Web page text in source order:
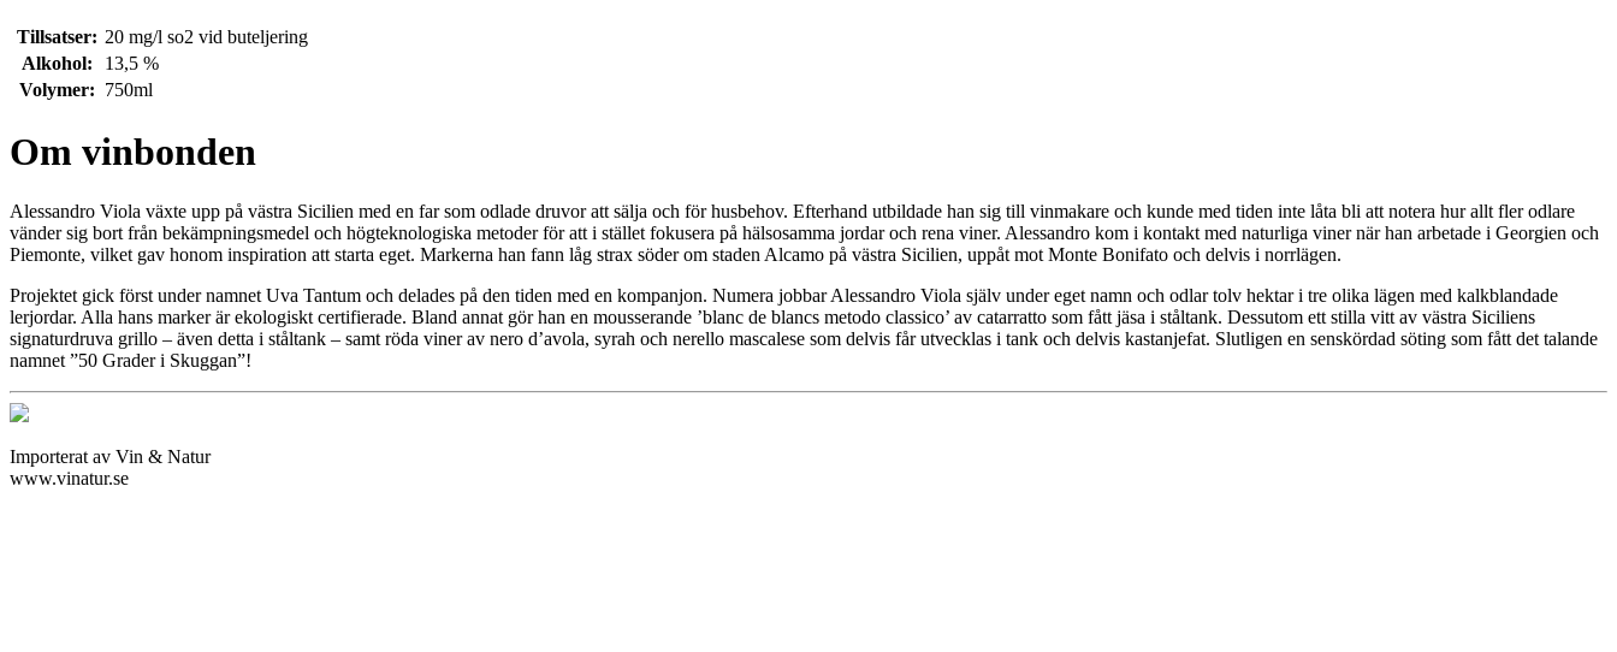
Tillsatser: 20 mg/l so2 vid buteljering
Alkohol:
13,5 %
Volymer: 750ml
Om vinbonden
Alessandro Viola växte upp på västra Sicilien med en far som odlade druvor att sälja och för husbehov. Efterhand utbildade han sig till vinmakare och kunde med tiden inte låta bli att notera hur allt fler odlare
vänder sig bort från bekämpningsmedel och högteknologiska metoder för att i stället fokusera på hälsosamma jordar och rena viner. Alessandro kom i kontakt med naturliga viner när han arbetade i Georgien och
Piemonte, vilket gav honom inspiration att starta eget. Markerna han fann låg strax söder om staden Alcamo på västra Sicilien, uppåt mot Monte Bonifato och delvis i norrlägen.
Projektet gick först under namnet Uva Tantum och delades på den tiden med en kompanjon. Numera jobbar Alessandro Viola själv under eget namn och odlar tolv hektar i tre olika lägen med kalkblandade
lerjordar. Alla hans marker är ekologiskt certifierade. Bland annat gör han en mousserande ’blanc de blancs metodo classico’ av catarratto som fått jäsa i ståltank. Dessutom ett stilla vitt av västra Siciliens
signaturdruva grillo – även detta i ståltank – samt röda viner av nero d’avola, syrah och nerello mascalese som delvis får utvecklas i tank och delvis kastanjefat. Slutligen en senskördad söting som fått det talande
namnet ”50 Grader i Skuggan”!
Importerat av Vin & Natur
www.vinatur.se